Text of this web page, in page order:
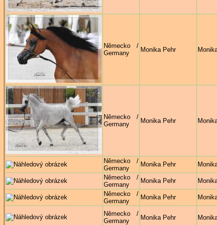
Německo /
Germany
Monika Pehr
Německo /
Germany
Monika Pehr
Německo /
Germany
Monika Pehr
Německo /
Germany
Monika Pehr
Německo /
Germany
Monika Pehr
Německo /
Germany
Monika Pehr